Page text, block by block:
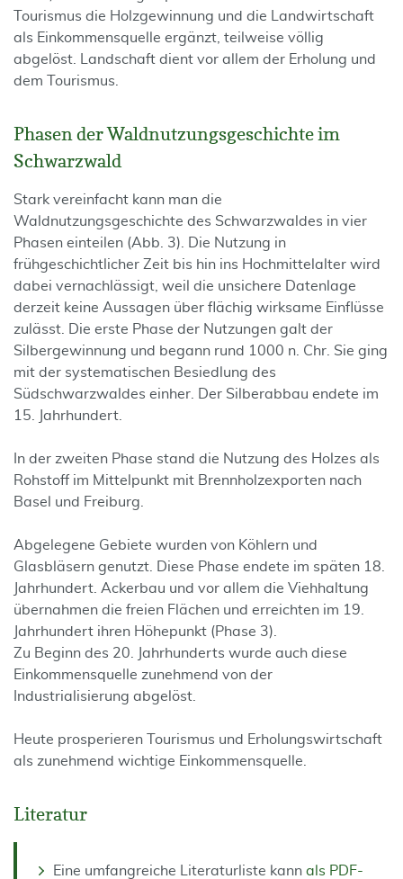
Tourismus die Holzgewinnung und die Landwirtschaft
als Einkommensquelle ergänzt, teilweise völlig
abgelöst. Landschaft dient vor allem der Erholung und
dem Tourismus.
Phasen der Waldnutzungsgeschichte im
Schwarzwald
Stark vereinfacht kann man die
Waldnutzungsgeschichte des Schwarzwaldes in vier
Phasen einteilen (Abb. 3). Die Nutzung in
frühgeschichtlicher Zeit bis hin ins Hochmittelalter wird
dabei vernachlässigt, weil die unsichere Datenlage
derzeit keine Aussagen über flächig wirksame Einflüsse
zulässt. Die erste Phase der Nutzungen galt der
Silbergewinnung und begann rund 1000 n. Chr. Sie ging
mit der systematischen Besiedlung des
Südschwarzwaldes einher. Der Silberabbau endete im
15. Jahrhundert.
In der zweiten Phase stand die Nutzung des Holzes als
Rohstoff im Mittelpunkt mit Brennholzexporten nach
Basel und Freiburg.
Abgelegene Gebiete wurden von Köhlern und
Glasbläsern genutzt. Diese Phase endete im späten 18.
Jahrhundert. Ackerbau und vor allem die Viehhaltung
übernahmen die freien Flächen und erreichten im 19.
Jahrhundert ihren Höhepunkt (Phase 3).
Zu Beginn des 20. Jahrhunderts wurde auch diese
Einkommensquelle zunehmend von der
Industrialisierung abgelöst.
Heute prosperieren Tourismus und Erholungswirtschaft
als zunehmend wichtige Einkommensquelle.
Literatur
Eine umfangreiche Literaturliste kann als PDF-